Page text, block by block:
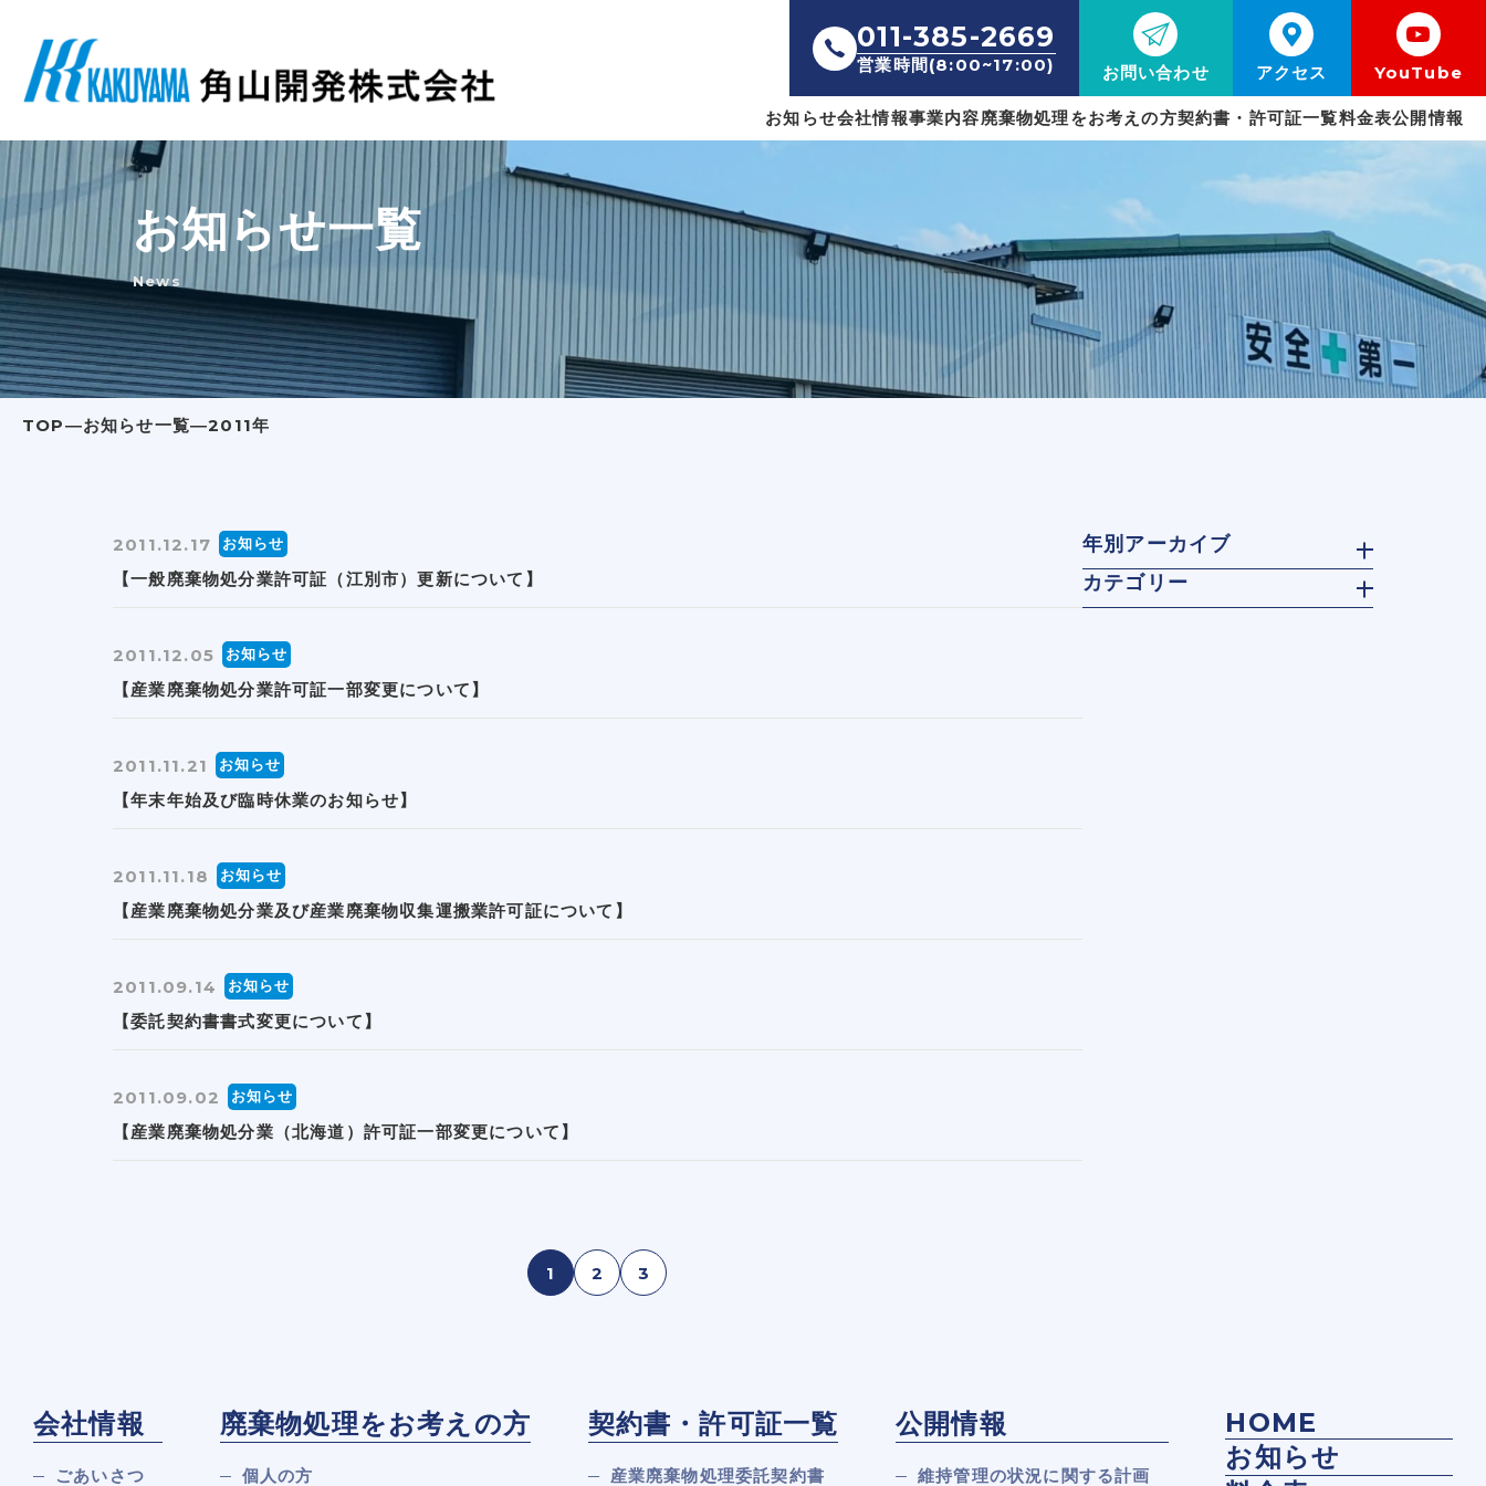
011-385-2669
営業時間(8:00~17:00) お問い合わせ アクセス YouTube
お知らせ会社情報事業内容廃棄物処理をお考えの方契約書・許可証一覧料金表公開情報
お知らせ一覧
News
TOP―お知らせ一覧―2011年
2011.12.17 お知らせ
【一般廃棄物処分業許可証（江別市）更新について】
2011.12.05 お知らせ
【産業廃棄物処分業許可証一部変更について】
2011.11.21 お知らせ
【年末年始及び臨時休業のお知らせ】
2011.11.18 お知らせ
【産業廃棄物処分業及び産業廃棄物収集運搬業許可証について】
2011.09.14 お知らせ
【委託契約書書式変更について】
2011.09.02 お知らせ
【産業廃棄物処分業（北海道）許可証一部変更について】
1 2 3
年別アーカイブ
カテゴリー
会社情報
ごあいさつ
廃棄物処理をお考えの方
個人の方
契約書・許可証一覧
産業廃棄物処理委託契約書
公開情報
維持管理の状況に関する計画
HOME
お知らせ